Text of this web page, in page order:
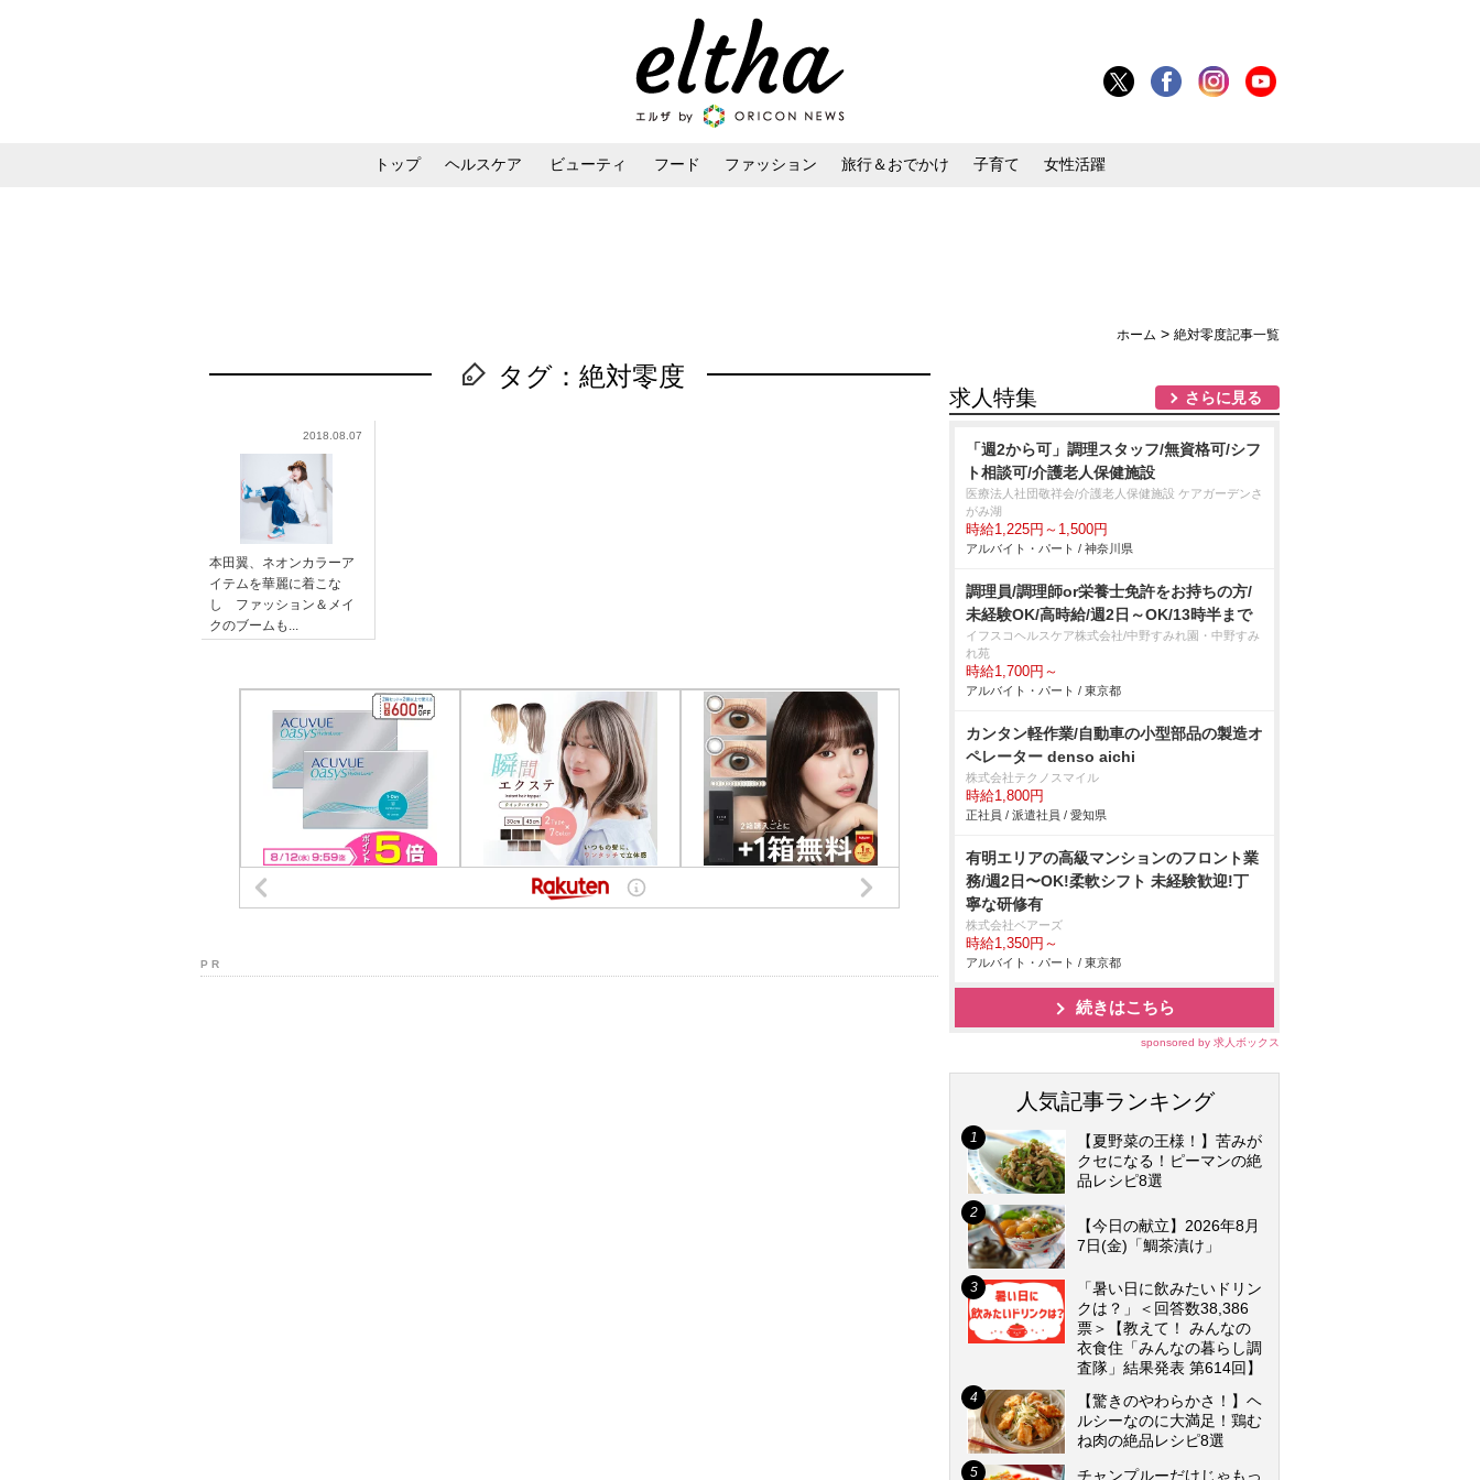
トップ ヘルスケア ビューティ フード ファッション 旅行＆おでかけ 子育て 女性活躍
ホーム > 絶対零度記事一覧
タグ：絶対零度
2018.08.07
本田翼、ネオンカラーア
イテムを華麗に着こな
し ファッション＆メイ
クのブームも...
P R
求人特集 さらに見る
「週2から可」調理スタッフ/無資格可/シフ
ト相談可/介護老人保健施設
医療法人社団敬祥会/介護老人保健施設 ケアガーデンさ
がみ湖
時給1,225円～1,500円
アルバイト・パート / 神奈川県
調理員/調理師or栄養士免許をお持ちの方/
未経験OK/高時給/週2日～OK/13時半まで
イフスコヘルスケア株式会社/中野すみれ園・中野すみ
れ苑
時給1,700円～
アルバイト・パート / 東京都
カンタン軽作業/自動車の小型部品の製造オ
ペレーター denso aichi
株式会社テクノスマイル
時給1,800円
正社員 / 派遣社員 / 愛知県
有明エリアの⾼級マンションのフロント業
務/週2⽇〜OK!柔軟シフト 未経験歓迎!丁
寧な研修有
株式会社ベアーズ
時給1,350円～
アルバイト・パート / 東京都
続きはこちら
sponsored by 求人ボックス
人気記事ランキング
【夏野菜の王様！】苦みが
クセになる！ピーマンの絶
品レシピ8選
【今日の献立】2026年8月
7日(金)「鯛茶漬け」
「暑い日に飲みたいドリン
クは？」＜回答数38,386
票＞【教えて！ みんなの
衣食住「みんなの暮らし調
査隊」結果発表 第614回】
【驚きのやわらかさ！】ヘ
ルシーなのに大満足！鶏む
ね肉の絶品レシピ8選
チャンプルーだけじゃもっ